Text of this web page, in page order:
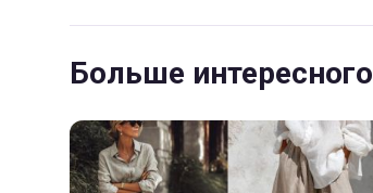
Больше интересного